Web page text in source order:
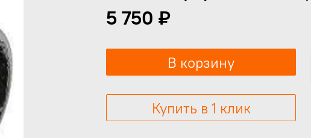
5 750 ₽
В корзину
Купить в 1 клик